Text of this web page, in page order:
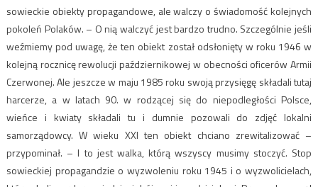
sowieckie obiekty propagandowe, ale walczy o świadomość kolejnych
pokoleń Polaków. – O nią walczyć jest bardzo trudno. Szczególnie jeśli
weźmiemy pod uwagę, że ten obiekt został odsłonięty w roku 1946 w
kolejną rocznicę rewolucji październikowej w obecności oficerów Armii
Czerwonej. Ale jeszcze w maju 1985 roku swoją przysięgę składali tutaj
harcerze, a w latach 90. w rodzącej się do niepodległości Polsce,
wieńce i kwiaty składali tu i dumnie pozowali do zdjęć lokalni
samorządowcy. W wieku XXI ten obiekt chciano zrewitalizować –
przypominał. – I to jest walka, którą wszyscy musimy stoczyć. Stop
sowieckiej propagandzie o wyzwoleniu roku 1945 i o wyzwolicielach,